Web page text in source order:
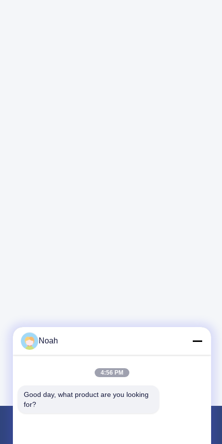
Noah
4:56 PM
Good day, what product are you looking
for?